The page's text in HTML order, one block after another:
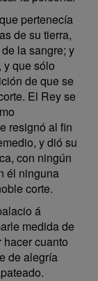
pertenecía
de su tierra,
la sangre; y
y que sólo
de que se
El Rey se
resignó al fin
y dió su
con ningún
él ninguna
corte.
á
medida de
cuanto
de alegría